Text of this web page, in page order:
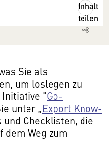
Inhalt
teilen
Sie als
um loslegen zu
Initiative "Go-
unter „Export Know-
und Checklisten, die
Weg zum